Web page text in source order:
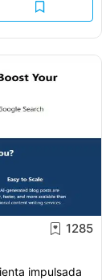
1285
impulsada